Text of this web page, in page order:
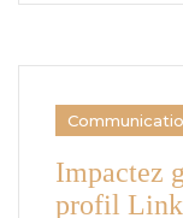
Impactez
profil